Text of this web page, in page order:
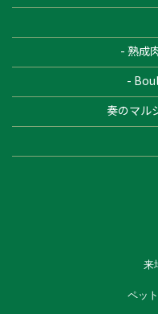
- 熟成
-
奏のマル
来
ペッ